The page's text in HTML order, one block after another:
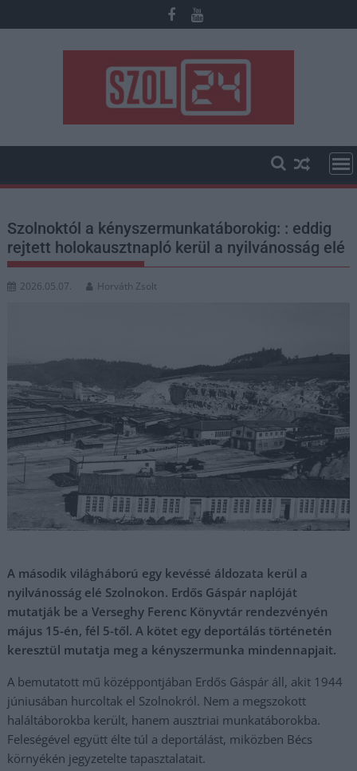
to
Szolnoktól a kényszermunkatáborokig: : eddig
rejtett holokausztnapló kerül a nyilvánosság elé
2026.05.07. Horváth Zsolt
A második világháború egy kevéssé áldozata kerül a
nyilvánosság elé Szolnokon. Erdős Gáspár naplóját
mutatják be a Verseghy Ferenc Könyvtár rendezvényén
május 15-én, fél 5-től. A kötet egy deportálás történetén
keresztül mutatja meg a kényszermunka mindennapjait.
A bemutatott mű középpontjában Erdős Gáspár áll, akit 1944
júniusában hurcoltak el Szolnokról. Nem a megszokott
haláltáborokba került, hanem ausztriai munkatáborokba.
Feleségével együtt élte túl a deportálást, miközben Bécs
környékén jegyzetelte tapasztalatait.